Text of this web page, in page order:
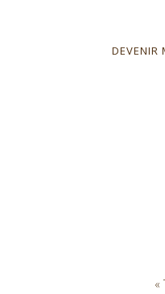
DEVENIR
«